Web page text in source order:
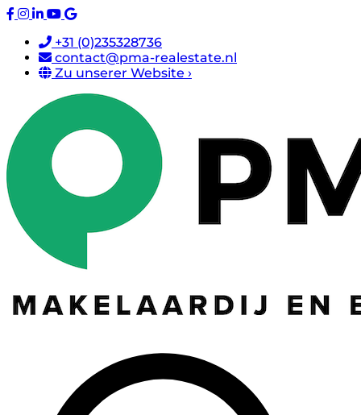
+31 (0)235328736
contact@pma-realestate.nl
Zu unserer Website ›